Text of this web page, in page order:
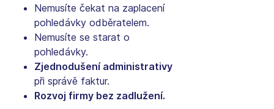
Nemusíte čekat na zaplacení
pohledávky odběratelem.
Nemusíte se starat o
pohledávky.
Zjednodušení administrativy
při správě faktur.
Rozvoj firmy bez zadlužení.